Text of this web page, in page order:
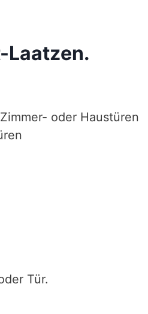
Laatzen.
oder Haustüren
Tür.